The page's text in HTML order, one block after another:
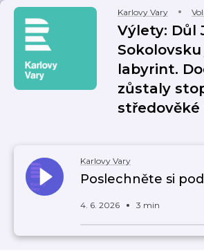
Karlovy Vary
Výlety: Důl
labyrint.
zůstaly
středověké
Karlovy Vary
Poslechněte si
4. 6. 2026 3 min